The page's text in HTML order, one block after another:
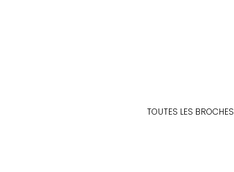
TOUTES LES BROCHES